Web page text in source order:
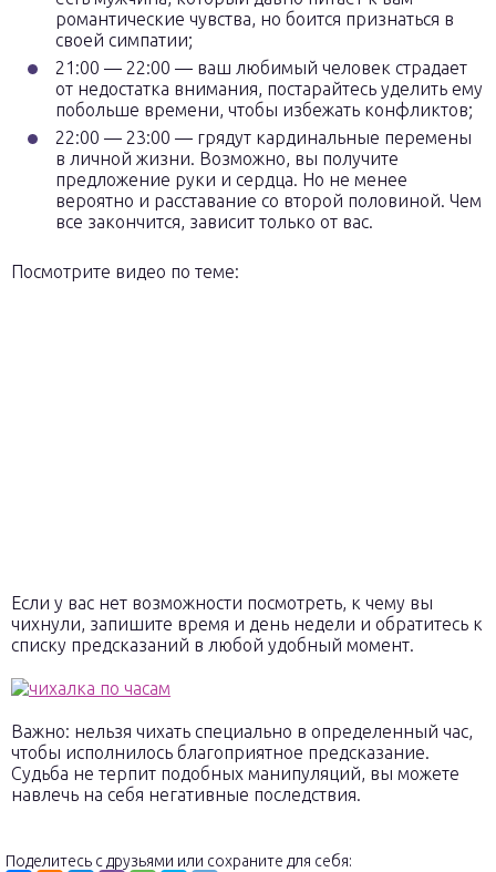
романтические чувства, но боится признаться в
своей симпатии;
21:00 — 22:00 — ваш любимый человек страдает
от недостатка внимания, постарайтесь уделить ему
побольше времени, чтобы избежать конфликтов;
22:00 — 23:00 — грядут кардинальные перемены
в личной жизни. Возможно, вы получите
предложение руки и сердца. Но не менее
вероятно и расставание со второй половиной. Чем
все закончится, зависит только от вас.
Посмотрите видео по теме:
Если у вас нет возможности посмотреть, к чему вы
чихнули, запишите время и день недели и обратитесь к
списку предсказаний в любой удобный момент.
Важно: нельзя чихать специально в определенный час,
чтобы исполнилось благоприятное предсказание.
Судьба не терпит подобных манипуляций, вы можете
навлечь на себя негативные последствия.
Поделитесь с друзьями или сохраните для себя: